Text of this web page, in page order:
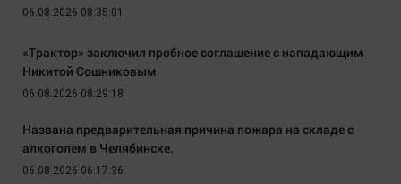
06.08.2026 08:35:01
«Трактор» заключил пробное соглашение с нападающим
Никитой Сошниковым
06.08.2026 08:29:18
Названа предварительная причина пожара на складе с
алкоголем в Челябинске.
06.08.2026 06:17:36